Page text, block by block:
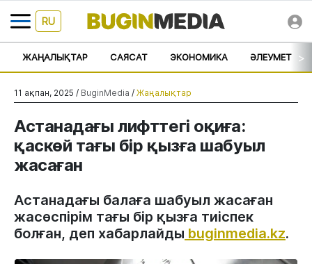
RU
ЖАҢАЛЫҚТАР САЯСАТ ЭКОНОМИКА ӘЛЕУМЕТ >
11 ақпан, 2025 / BuginMedia / Жаңалықтар
Астанадағы лифттегі оқиға:
қаскөй тағы бір қызға шабуыл
жасаған
Астанадағы балаға шабуыл жасаған
жасөспірім тағы бір қызға тиіспек
болған, деп хабарлайды buginmedia.kz.